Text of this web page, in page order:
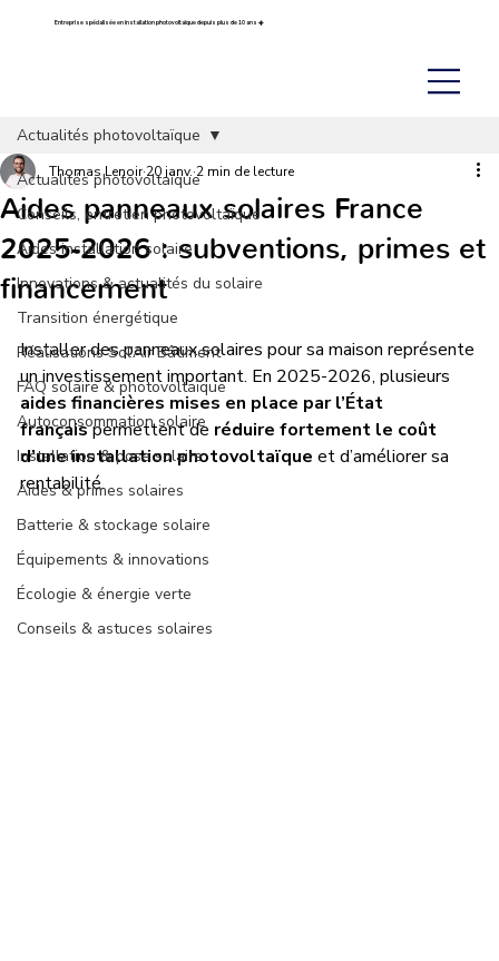
Entreprise spécialisée en installation photovoltaïque depuis plus de 10 ans ☀️
Actualités photovoltaïque
Conseils, entretien photovoltaïque
Aides installation solaire
Innovations & actualités du solaire
Transition énergétique
Réalisations Sol’Air Bâtiment
FAQ solaire & photovoltaïque
Autoconsommation solaire
Installation & pose solaire
Aides & primes solaires
Batterie & stockage solaire
Équipements & innovations
Écologie & énergie verte
Conseils & astuces solaires
Actualités photovoltaïque
Aides panneaux solaires France
2025-2026 : subventions, primes et
financement
Thomas Lenoir20 janv. 2 min de lecture
Installer des panneaux solaires pour sa maison représente
un investissement important. En 2025-2026, plusieurs
aides financières mises en place par l’État
français permettent de réduire fortement le coût
d’une installation photovoltaïque et d’améliorer sa
rentabilité.